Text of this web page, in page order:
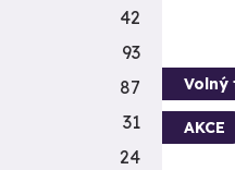
Volný
AKCE
42
93
87
31
24